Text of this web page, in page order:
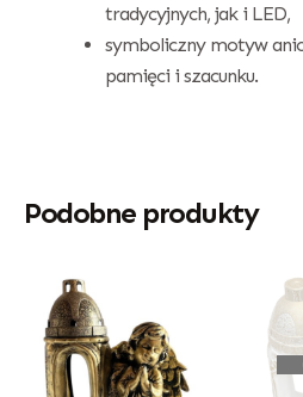
tradycyjnych, jak i LED,
symboliczny motyw
pamięci i szacunku.
Podobne produkty